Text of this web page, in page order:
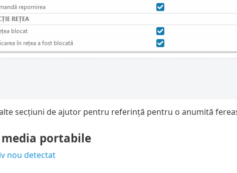
secțiuni de ajutor pentru referință pentru o anumită
portabile
nou detectat